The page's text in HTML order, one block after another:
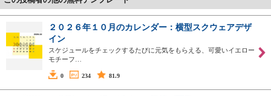
２０２６年１０月のカレンダー：横型スクウェアデザ
イン
スケジュールをチェックするたびに元気をもらえる、可愛いイエロー
モチーフ…
0 234 81.9